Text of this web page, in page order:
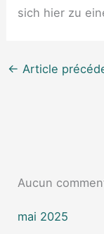
sich hier zu
← Article
Aucun
mai 2025